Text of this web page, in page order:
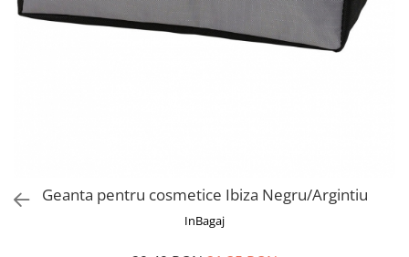
Huse troler
Geanta pentru cosmetice Ibiza Negru/Argintiu
InBagaj